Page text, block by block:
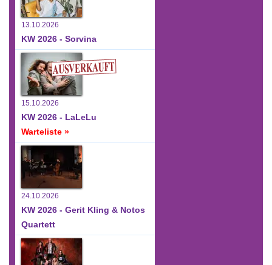
13.10.2026
KW 2026 - Sorvina
15.10.2026
KW 2026 - LaLeLu
Warteliste »
24.10.2026
KW 2026 - Gerit Kling & Notos
Quartett